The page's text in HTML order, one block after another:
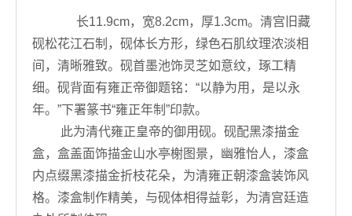
长11.9cm，宽8.2cm，厚1.3cm。清宫旧藏
砚松花江石制，砚体长方形，绿色石肌纹理浓淡相
间，清晰雅致。砚首墨池饰灵芝如意纹，琢工精
细。砚背面有雍正帝御题铭：“以静为用，是以永
年。”下署篆书“雍正年制”印款。
此为清代雍正皇帝的御用砚。砚配黑漆描金
盒，盒盖面饰描金山水亭榭图景，幽雅怡人，漆盒
内点缀黑漆描金折枝花朵，为清雍正朝漆盒装饰风
格。漆盒制作精美，与砚体相得益彰，为清宫廷造